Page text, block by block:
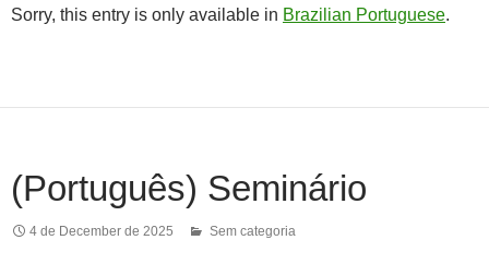
Sorry, this entry is only available in Brazilian Portuguese.
(Português) Seminário
4 de December de 2025 Sem categoria